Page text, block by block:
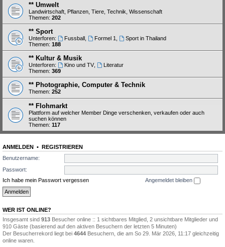
** Umwelt
Landwirtschaft, Pflanzen, Tiere, Technik, Wissenschaft
Themen: 202
** Sport
Unterforen: Fussball, Formel 1
Sport in Thailand
Themen: 188
** Kultur & Musik
Unterforen: Kino und TV,
Literatur
Themen: 369
** Photographie, Computer & Technik
Themen: 252
** Flohmarkt
Plattform auf welcher Member Dinge verschenken, verkaufen oder auch
suchen können
Themen: 117
ANMELDEN • REGISTRIEREN
Benutzername:
Passwort:
Ich habe mein Passwort vergessen
Angemeldet bleiben
WER IST ONLINE?
Insgesamt sind 913 Besucher online :: 1 sichtbares Mitglied, 2 unsichtbare Mitglieder und
910 Gäste (basierend auf den aktiven Besuchern der letzten 5 Minuten)
Der Besucherrekord liegt bei 4644 Besuchern, die am So 29. Mär 2026, 11:17 gleichzeitig
online waren.